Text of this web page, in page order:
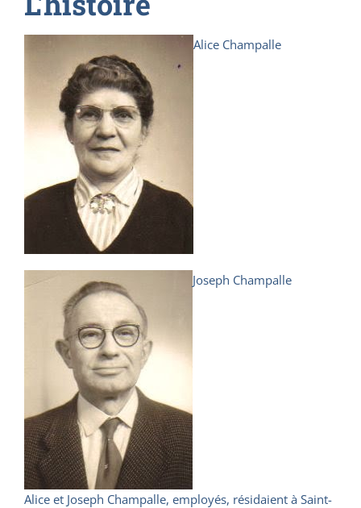
Alice Champalle
Joseph Champalle
Alice et Joseph Champalle, employés, résidaient à Saint-